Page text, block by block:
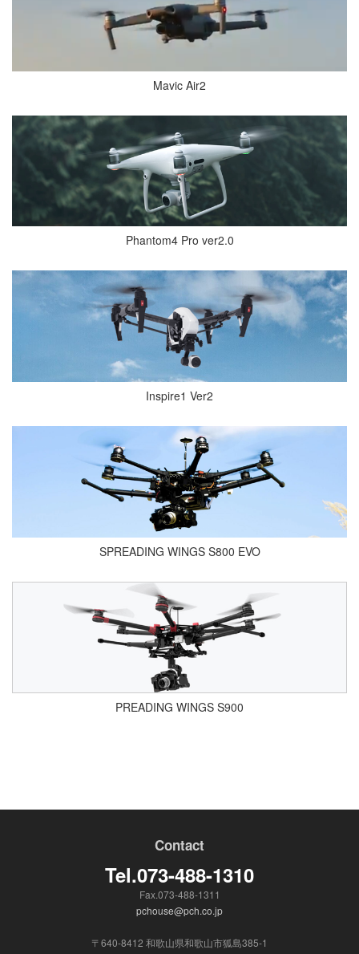
Mavic Air2
Phantom4 Pro ver2.0
Inspire1 Ver2
SPREADING WINGS S800 EVO
PREADING WINGS S900
Contact
Tel.073-488-1310
Fax.073-488-1311
pchouse@pch.co.jp
〒640-8412 和歌山県和歌山市狐島385-1